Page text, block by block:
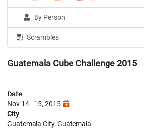
By Person
Scrambles
Guatemala Cube Challenge 2015
Date
Nov 14 - 15, 2015
City
Guatemala City, Guatemala